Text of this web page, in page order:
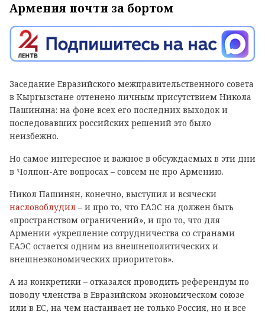
Армения почти за бортом
Заседание Евразийского межправительственного совета
в Кыргызстане оттенено личным присутствием Никола
Пашиняна: на фоне всех его последних выходок и
последовавших российских решений это было
неизбежно.
Но самое интересное и важное в обсуждаемых в эти дни
в Чолпон-Ате вопросах – совсем не про Армению.
Никол Пашинян, конечно, выступил и всячески
насловоблудил – и про то, что ЕАЭС на должен быть
«пространством ограничений», и про то, что для
Армении «укрепление сотрудничества со странами
ЕАЭС остается одним из внешнеполитических и
внешнеэкономических приоритетов».
А из конкретики – отказался проводить референдум по
поводу членства в Евразийском экономическом союзе
или в ЕС, на чем настаивает не только Россия, но и все